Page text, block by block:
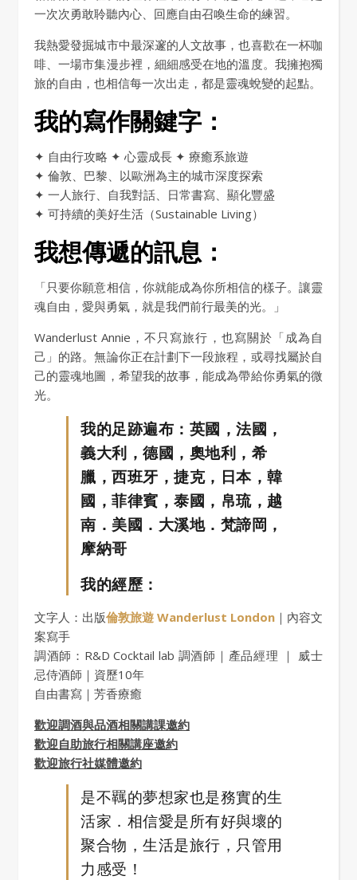
一次次勇敢聆聽內心、回應自由召喚生命的練習。
我熱愛發掘城市中最深邃的人文故事，也喜歡在一杯咖
啡、一場市集漫步裡，細細感受在地的溫度。我擁抱獨
旅的自由，也相信每一次出走，都是靈魂蛻變的起點。
我的寫作關鍵字：
✦ 自由行攻略 ✦ 心靈成長 ✦ 療癒系旅遊
✦ 倫敦、巴黎、以歐洲為主的城市深度探索
✦ 一人旅行、自我對話、日常書寫、顯化豐盛
✦ 可持續的美好生活（Sustainable Living）
我想傳遞的訊息：
「只要你願意相信，你就能成為你所相信的樣子。讓靈
魂自由，愛與勇氣，就是我們前行最美的光。」
Wanderlust Annie，不只寫旅行，也寫關於「成為自
己」的路。無論你正在計劃下一段旅程，或尋找屬於自
己的靈魂地圖，希望我的故事，能成為帶給你勇氣的微
光。
我的足跡遍布：英國，法國，
義大利，德國，奧地利，希
臘，西班牙，捷克，日本，韓
國，菲律賓，泰國，帛琉，越
南．美國．大溪地．梵諦岡，
摩納哥
我的經歷：
文字人：出版倫敦旅遊 Wanderlust London ｜內容文
案寫手
調酒師：R&D Cocktail lab 調酒師｜產品經理 ｜ 威士
忌侍酒師｜資歷10年
自由書寫｜芳香療癒
歡迎調酒與品酒相關講課邀約
歡迎自助旅行相關講座邀約
歡迎旅行社媒體邀約
是不羈的夢想家也是務實的生
活家．相信愛是所有好與壞的
聚合物，生活是旅行，只管用
力感受！